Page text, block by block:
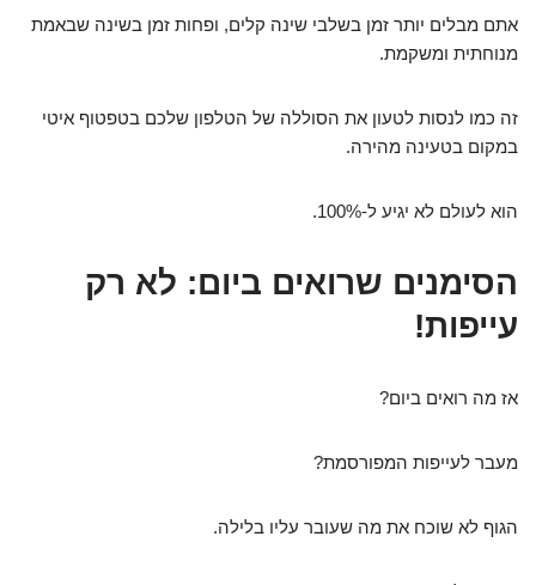
אתם מבלים יותר זמן בשלבי שינה קלים, ופחות זמן בשינה שבאמת
מנוחתית ומשקמת.
זה כמו לנסות לטעון את הסוללה של הטלפון שלכם בטפטוף איטי
במקום בטעינה מהירה.
הוא לעולם לא יגיע ל-100%.
הסימנים שרואים ביום: לא רק
עייפות!
אז מה רואים ביום?
מעבר לעייפות המפורסמת?
הגוף לא שוכח את מה שעובר עליו בלילה.